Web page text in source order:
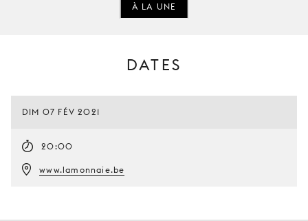
À LA UNE
DATES
DIM 07 FÉV 2021
20:00
www.lamonnaie.be